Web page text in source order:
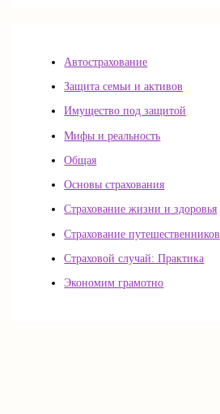
Автострахование
Защита семьи и активов
Имущество под защитой
Мифы и реальность
Общая
Основы страхования
Страхование жизни и здоровья
Страхование путешественников
Страховой случай: Практика
Экономим грамотно